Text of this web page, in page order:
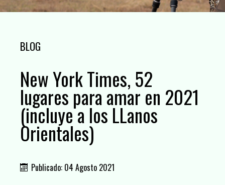
BLOG
New York Times, 52
lugares para amar en 2021
(incluye a los LLanos
Orientales)
Publicado: 04 Agosto 2021